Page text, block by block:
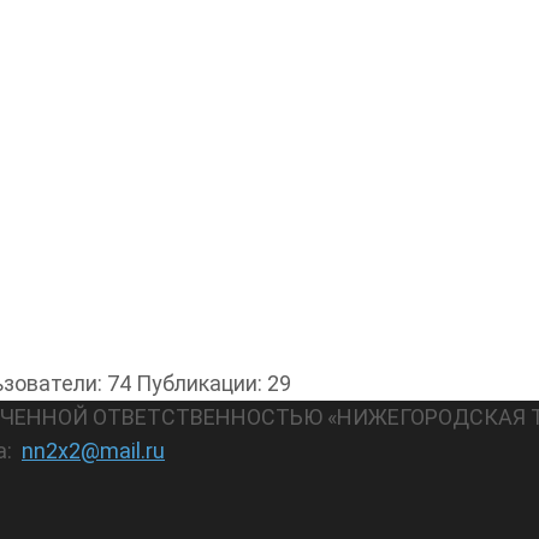
74 Публикации: 29
ОТВЕТСТВЕННОСТЬЮ «НИЖЕГОРОДСКАЯ
nn2x2@mail.ru